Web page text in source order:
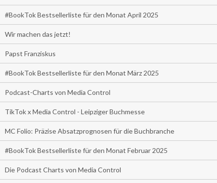
#BookTok Bestsellerliste für den Monat April 2025
Wir machen das jetzt!
Papst Franziskus
#BookTok Bestsellerliste für den Monat März 2025
Podcast-Charts von Media Control
TikTok x Media Control - Leipziger Buchmesse
MC Folio: Präzise Absatzprognosen für die Buchbranche
#BookTok Bestsellerliste für den Monat Februar 2025
Die Podcast Charts von Media Control